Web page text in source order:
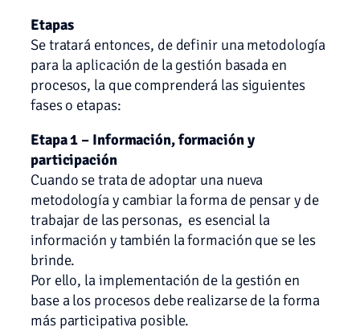
Etapas
Se tratará entonces, de definir una metodología
para la aplicación de la gestión basada en
procesos, la que comprenderá las siguientes
fases o etapas:
Etapa 1 – Información, formación y
participación
Cuando se trata de adoptar una nueva
metodología y cambiar la forma de pensar y de
trabajar de las personas, es esencial la
información y también la formación que se les
brinde.
Por ello, la implementación de la gestión en
base a los procesos debe realizarse de la forma
más participativa posible.